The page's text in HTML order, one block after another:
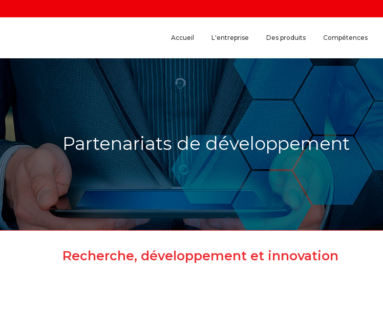
Accueil L'entreprise Des produits Compétences
Partenariats de développement
Recherche, développement et innovation